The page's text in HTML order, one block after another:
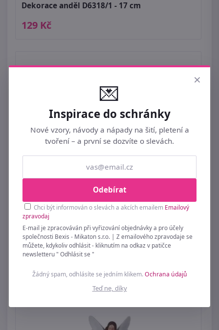
Dekorace anděl D6318/1 - 17 cm
129 Kč
Dekorace anděl X4071/4 - 19,5 cm
269 Kč
×
💌
Inspirace do schránky
Nové vzory, návody a nápady na šití, pletení a
tvoření – a první se dozvíte o slevách.
Odebírat
Chci být informován o slevách a akcích emailem Emailový
zpravodaj
E-mail je zpracováván při vyřizování objednávky a pro účely
společnosti Bexis - Mikaton s.r.o. | Z emailového zpravodaje se
můžete, kdykoliv odhlásit - kliknutím na odkaz v patičce
newsletteru " Odhlásit se "
Žádný spam, odhlásíte se jedním klikem.Ochrana údajů
Teď ne, díky